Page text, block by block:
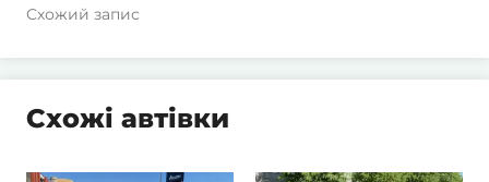
Схожий запис
Схожі автівки